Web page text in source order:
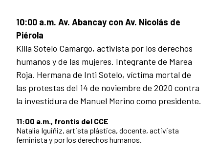
10:00 a.m. Av. Abancay con Av. Nicolás de
Piérola
Killa Sotelo Camargo, activista por los derechos
humanos y de las mujeres. Integrante de Marea
Roja. Hermana de Inti Sotelo, víctima mortal de
las protestas del 14 de noviembre de 2020 contra
la investidura de Manuel Merino como presidente.
11:00 a.m., frontis del CCE
Natalia Iguiñiz, artista plástica, docente, activista
feminista y por los derechos humanos.